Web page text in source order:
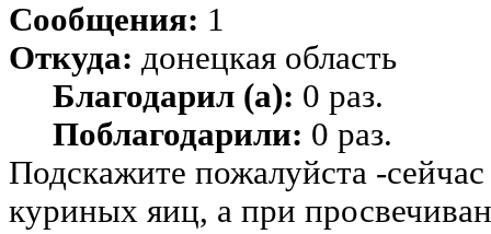
Сообщения: 1
Откуда: донецкая область
Благодарил (а): 0 раз.
Поблагодарили: 0 раз.
Подскажите пожалуйста -
куриных яиц, а при